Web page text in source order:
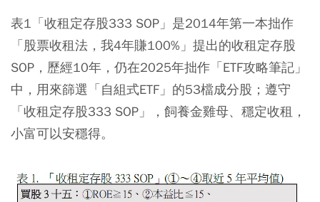
表1「收租定存股333 SOP」是2014年第一本拙作
「股票收租法，我4年賺100%」提出的收租定存股
SOP，歷經10年，仍在2025年拙作「ETF攻略筆記」
中，用來篩選「自組式ETF」的53檔成分股；遵守
「收租定存股333 SOP」，飼養金雞母、穩定收租，
小富可以安穩得。